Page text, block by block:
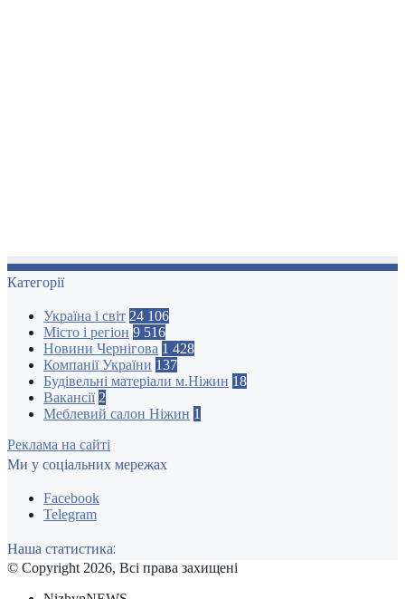
Категорії
Україна і світ 24 106
Місто і регіон 9 516
Новини Чернігова 1 428
Компанії України 137
Будівельні матеріали м.Ніжин 18
Вакансії 2
Меблевий салон Ніжин 1
Реклама на сайті
Ми у соціальних мережах
Facebook
Telegram
Наша статистика:
© Copyright 2026, Всі права захищені